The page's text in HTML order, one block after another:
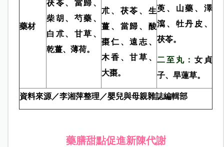
藥材
茯苓、當歸、
柴胡、芍藥、
白朮、甘草、
乾薑、薄荷。
朮、茯苓、生
薑、當歸、酸
棗仁、遠志、
木香、甘草、
大棗。
萸、山藥、澤
瀉、牡丹皮、
茯苓。
二至丸：女貞
子、旱蓮草。
資料來源／李湘萍整理／嬰兒與母親雜誌編輯部
藥膳甜點促進新陳代謝